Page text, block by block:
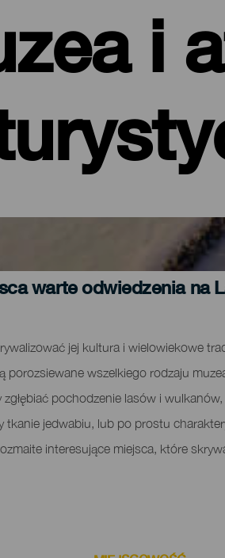
i
warte odwiedzenia na
jej kultura i wielowiekowe
porozsiewane wszelkiego rodzaju
pochodzenie lasów i
jedwabiu, lub po prostu
interesujące miejsca, które